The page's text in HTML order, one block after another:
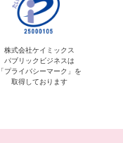
株式会社ケイミックス
パブリックビジネスは
「プライバシーマーク」を
取得しております